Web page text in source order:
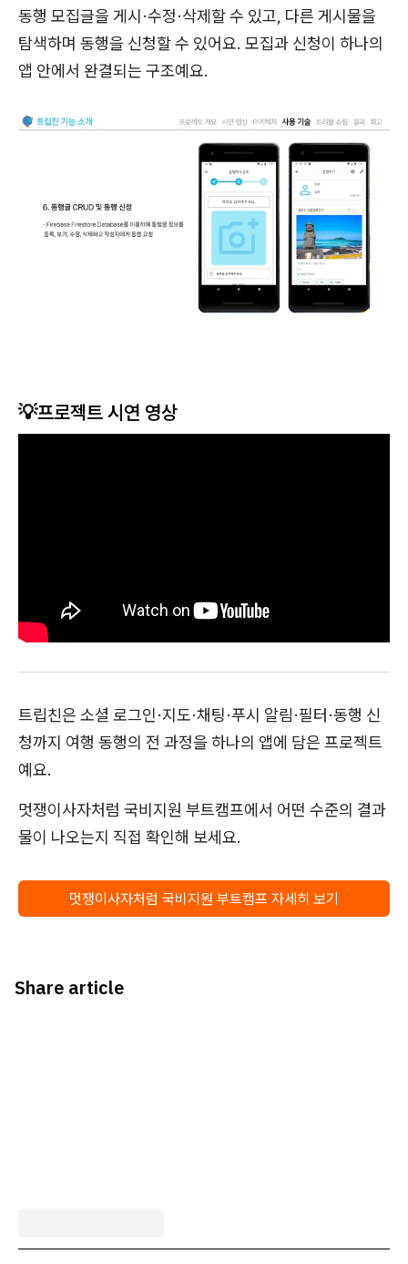
동행 모집글을 게시·수정·삭제할 수 있고, 다른 게시물을
탐색하며 동행을 신청할 수 있어요. 모집과 신청이 하나의
앱 안에서 완결되는 구조예요.
💡프로젝트 시연 영상
트립친은 소셜 로그인·지도·채팅·푸시 알림·필터·동행 신
청까지 여행 동행의 전 과정을 하나의 앱에 담은 프로젝트
예요.
멋쟁이사자처럼 국비지원 부트캠프에서 어떤 수준의 결과
물이 나오는지 직접 확인해 보세요.
멋쟁이사자처럼 국비지원 부트캠프 자세히 보기
Share article